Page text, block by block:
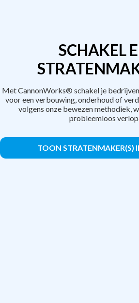
SCHAKEL
Met CannonWorks® schakel je
voor een verbouwing, onderhoud of
volgens onze bewezen methodiek,
probleemloos
TOON STRATENMAKER(S)